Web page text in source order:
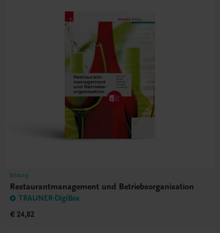
Bildung
Restaurantmanagement und Betriebsorganisation
TRAUNER-DigiBox
€ 24,82